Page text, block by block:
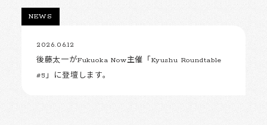
NEWS
2026.06.12
後藤太一がFukuoka Now主催「Kyushu Roundtable
#5」に登壇します。